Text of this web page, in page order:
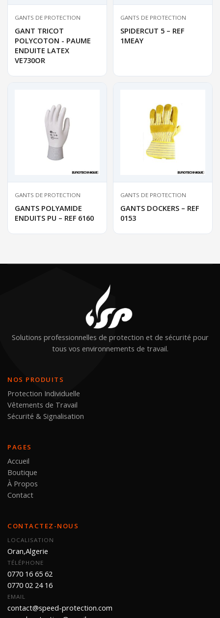
GANTS DE PROTECTION
GANT TRICOT
POLYCOTON - PAUME
ENDUITE LATEX
VE730OR
GANTS DE PROTECTION
SPIDERCUT 5 – REF
1MEAY
GANTS DE PROTECTION
GANTS POLYAMIDE
ENDUITS PU – REF 6160
GANTS DE PROTECTION
GANTS DOCKERS – REF
0153
Solutions professionnelles de protection et de sécurité pour
tous vos environnements de travail.
NOS PRODUITS
Protection Individuelle
Vêtements de Travail
Sécurité & Signalisation
PAGES
Accueil
Boutique
À Propos
Contact
CONTACTEZ-NOUS
LOCALISATION
Oran,Algerie
TÉLÉPHONE
0770 16 65 62
0770 02 24 16
EMAIL
contact@speed-protection.com